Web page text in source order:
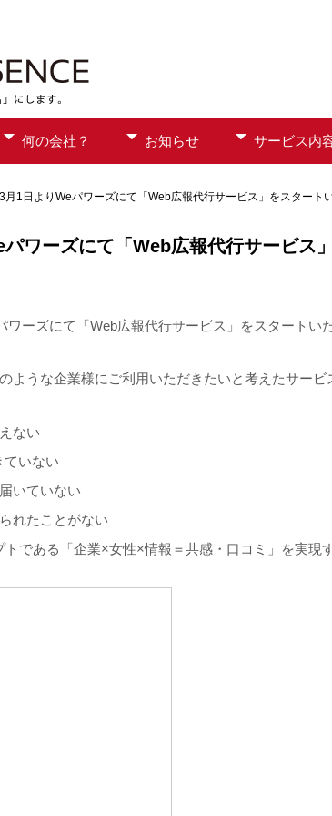
何の会社？ お知らせ サービス内
月1日よりWeパワーズにて「Web広報代行サービス」をスタート
ワーズにて「Web広報代行サービス
ワーズにて「Web広報代行サービス」をスタートい
ような企業様にご利用いただきたいと考えたサービ
ない
ていない
いていない
れたことがない
トである「企業×女性×情報＝共感・口コミ」を実現